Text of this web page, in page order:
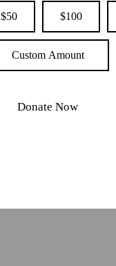
$50 $100
Custom Amount
Donate Now